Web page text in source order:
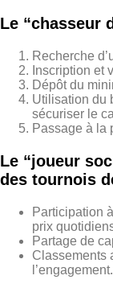
Le “chasseur
Recherche
Inscription et
Dépôt du
Utilisation du
sécuriser le
Passage à la
Le “joueur
des tournois
Participation
prix
Partage de
Classements
l’engagement.